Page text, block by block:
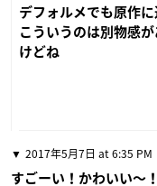
デフォルメでも原作
こういうのは別物感
けどね
2017年5月7日 at 6:35 PM
すごーい！かわいい〜！